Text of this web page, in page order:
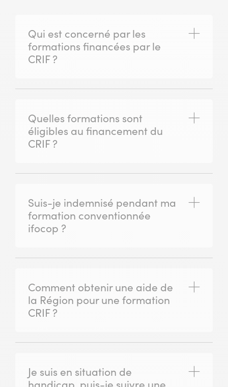
Qui est concerné par les
formations financées par le
CRIF ?
(ouvrir)
Quelles formations sont
éligibles au financement du
CRIF ?
(ouvrir)
Suis-je indemnisé pendant ma
formation conventionnée
ifocop ?
(ouvrir)
Comment obtenir une aide de
la Région pour une formation
CRIF ?
(ouvrir)
Je suis en situation de
(ouvrir)